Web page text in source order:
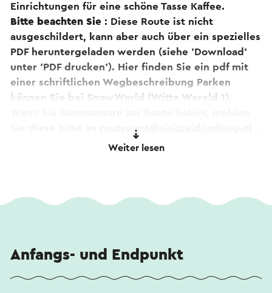
Einrichtungen für eine schöne Tasse Kaffee.
Bitte beachten Sie : Diese Route ist nicht
ausgeschildert, kann aber auch über ein spezielles
PDF heruntergeladen werden (siehe 'Download'
unter 'PDF drucken'). Hier finden Sie ein pdf mit
einer schriftlichen Wegbeschreibung Parken
können Sie bei SnowWorld (Witte Wereld 1).
routepunt@visitzuidlimburg.nl
Eine vollständige Wanderkarte mit Dutzenden
Weiter lesen
Anfangs- und Endpunkt